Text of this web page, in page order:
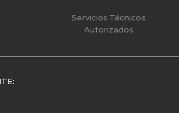
Servicios Técnicos
Autorizados